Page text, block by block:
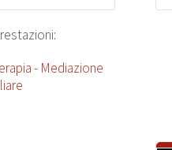
- Mediazione